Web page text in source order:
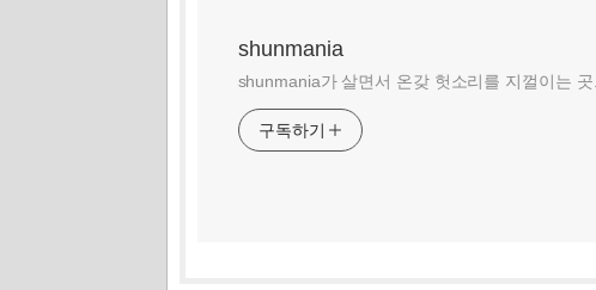
shunmania
shunmania가 살면서 온갖 헛소리를 지껄이는
구독하기